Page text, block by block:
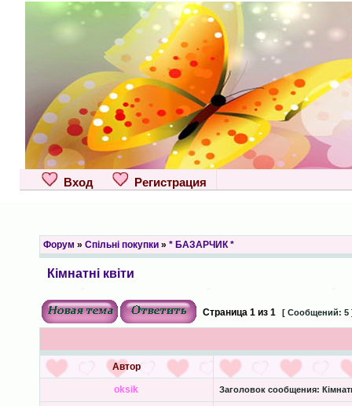
Вход Регистрация
Форум » Спільні покупки» * БАЗАРЧИК *
Кімнатні квіти
Страница 1из 1 [ Сообщений: 5
Автор
oksik Заголовок сообщения: